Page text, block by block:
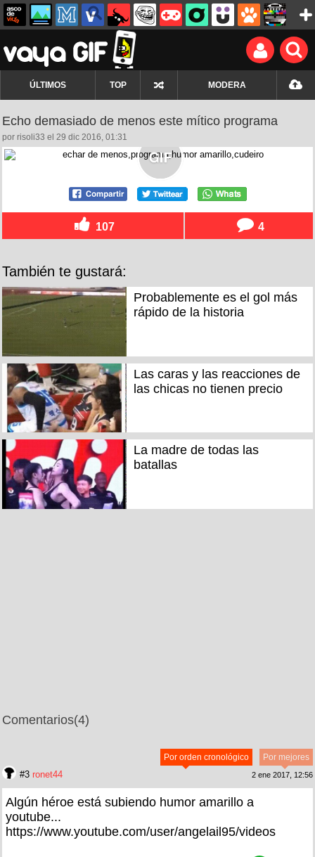
ÚLTIMOS TOP MODERA
Echo demasiado de menos este mítico programa
por risoli33 el 29 dic 2016, 01:31
107 4
También te gustará:
Probablemente es el gol más
rápido de la historia
Las caras y las reacciones de
las chicas no tienen precio
La madre de todas las
batallas
Comentarios(4)
Por mejores
Por orden cronológico
#3 ronet44 2 ene 2017, 12:56
Algún héroe está subiendo humor amarillo a
youtube...
https://www.youtube.com/user/angelail95/videos